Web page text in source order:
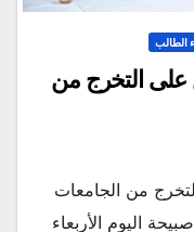
الطالب
على التخرج من
من الجامعات
اليوم الأربعاء